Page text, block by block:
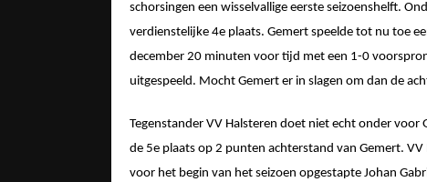
schorsingen een wisselvallige eerste seizoenshelft.
verdienstelijke 4e plaats. Gemert speelde tot nu toe
december 20 minuten voor tijd met een 1-0
uitgespeeld. Mocht Gemert er in slagen om dan de
Tegenstander VV Halsteren doet niet echt onder voor
de 5e plaats op 2 punten achterstand van Gemert.
voor het begin van het seizoen opgestapte Johan